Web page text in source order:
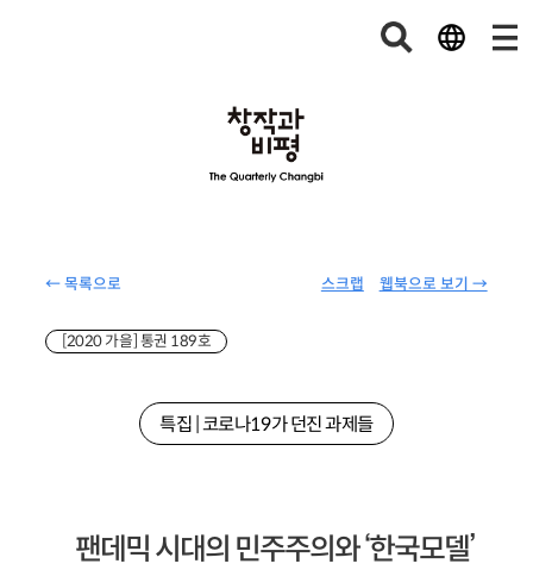
← 목록으로 웹북으로 보기 →
스크랩
[2020 가을] 통권 189호
특집 | 코로나19가 던진 과제들
팬데믹 시대의 민주주의와 ‘한국모델’